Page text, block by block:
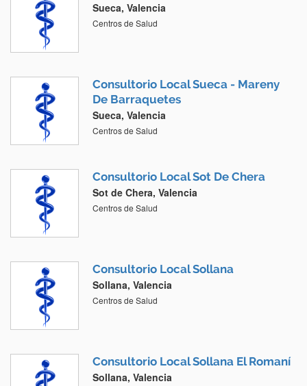
Sueca, Valencia
Centros de Salud
Consultorio Local Sueca - Mareny
De Barraquetes
Sueca, Valencia
Centros de Salud
Consultorio Local Sot De Chera
Sot de Chera, Valencia
Centros de Salud
Consultorio Local Sollana
Sollana, Valencia
Centros de Salud
Consultorio Local Sollana El Romaní
Sollana, Valencia